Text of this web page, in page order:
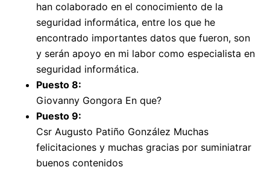
han colaborado en el conocimiento de la
seguridad informática, entre los que he
encontrado importantes datos que fueron, son
y serán apoyo en mi labor como especialista en
seguridad informática.
Puesto 8:
Giovanny Gongora En que?
Puesto 9:
Csr Augusto Patiño González Muchas
felicitaciones y muchas gracias por suminiatrar
buenos contenidos